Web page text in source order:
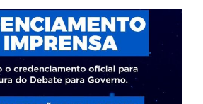
ail